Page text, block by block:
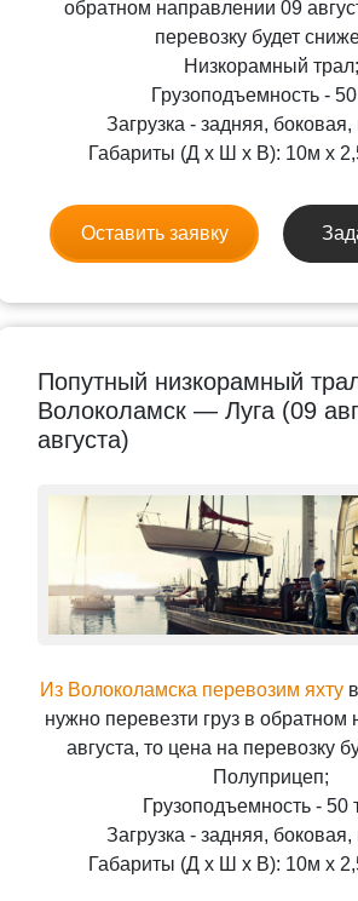
обратном направлении 09
перевозку будет
Низкорамный трал;
Грузоподъемность - 50
Загрузка - задняя,
Габариты (Д x Ш x В): 10м x
Оставить заявку
Попутный низкорамный
Волоколамск — Луга (09
августа)
Из Волоколамска перевозим яхту
нужно перевезти груз в обратном
августа, то цена на перевозку
Полуприцеп;
Грузоподъемность - 50
Загрузка - задняя,
Габариты (Д x Ш x В): 10м x